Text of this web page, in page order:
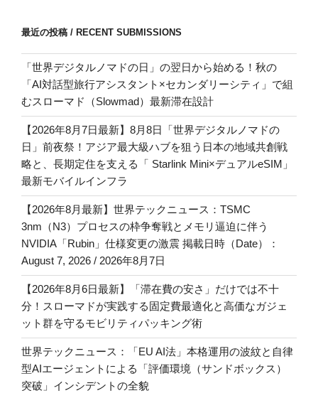
最近の投稿 / RECENT SUBMISSIONS
「世界デジタルノマドの日」の翌日から始める！秋の
「AI対話型旅行アシスタント×セカンダリーシティ」で組
むスローマド（Slowmad）最新滞在設計
【2026年8月7日最新】8月8日「世界デジタルノマドの
日」前夜祭！アジア最大級ハブを狙う日本の地域共創戦
略と、長期定住を支える「 Starlink Mini×デュアルeSIM」
最新モバイルインフラ
【2026年8月最新】世界テックニュース：TSMC
3nm（N3）プロセスの枠争奪戦とメモリ逼迫に伴う
NVIDIA「Rubin」仕様変更の激震 掲載日時（Date）：
August 7, 2026 / 2026年8月7日
【2026年8月6日最新】「滞在費の安さ」だけでは不十
分！スローマドが実践する固定費最適化と高価なガジェ
ット群を守るモビリティパッキング術
世界テックニュース：「EU AI法」本格運用の波紋と自律
型AIエージェントによる「評価環境（サンドボックス）
突破」インシデントの全貌